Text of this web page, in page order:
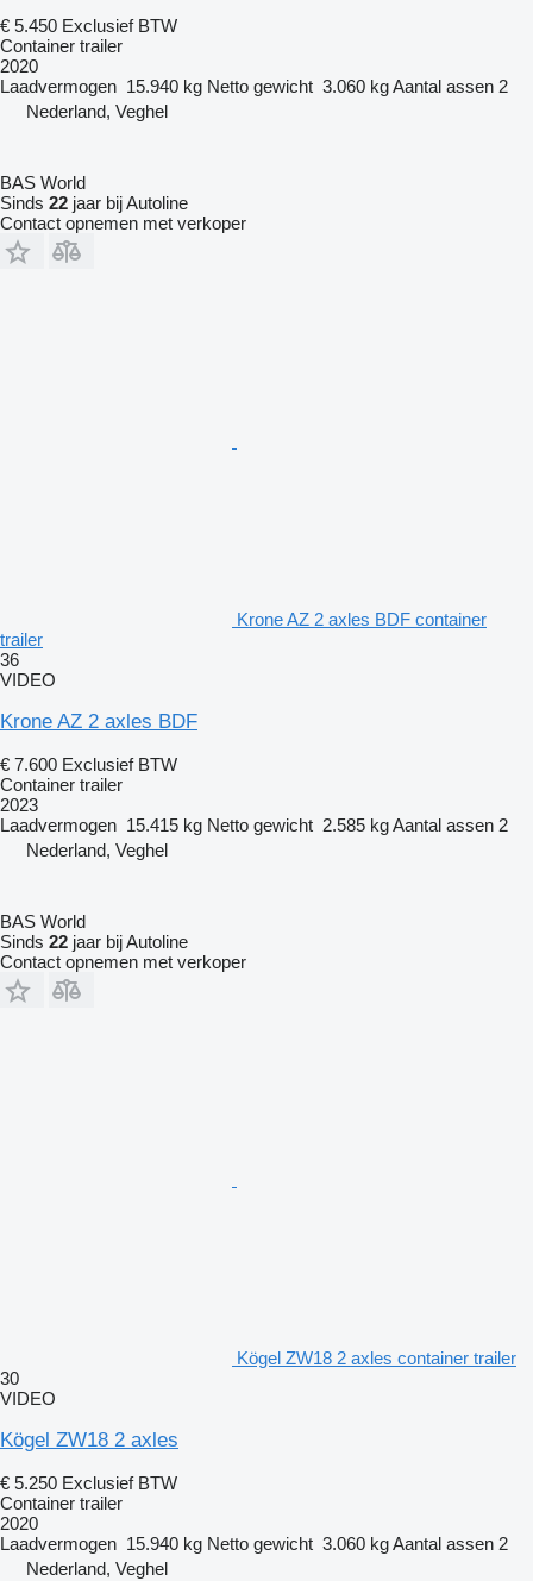
€ 5.450 Exclusief BTW
Container trailer
2020
Laadvermogen 15.940 kg Netto gewicht 3.060 kgAantal assen 2
Nederland, Veghel
BAS World
Sinds 22 jaar bij Autoline
Contact opnemen met verkoper
Krone AZ 2 axles BDF container
trailer
36
VIDEO
Krone AZ 2 axles BDF
€ 7.600 Exclusief BTW
Container trailer
2023
Laadvermogen 15.415 kg Netto gewicht 2.585 kgAantal assen 2
Nederland, Veghel
BAS World
Sinds 22 jaar bij Autoline
Contact opnemen met verkoper
Kögel ZW18 2 axles container trailer
30
VIDEO
Kögel ZW18 2 axles
€ 5.250 Exclusief BTW
Container trailer
2020
Laadvermogen 15.940 kg Netto gewicht 3.060 kgAantal assen 2
Nederland, Veghel